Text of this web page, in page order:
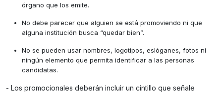
órgano que los emite.
No debe parecer que alguien se está promoviendo ni que
alguna institución busca “quedar bien”.
No se pueden usar nombres, logotipos, eslóganes, fotos ni
ningún elemento que permita identificar a las personas
candidatas.
⁠- Los promocionales deberán incluir un cintillo que señale